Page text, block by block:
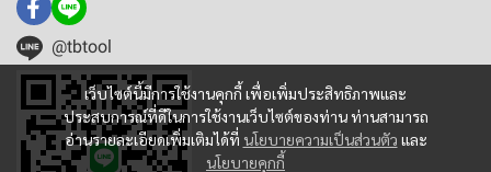
เว็บไซต์นี้มีการใช้งานคุกกี้ เพื่อเพิ่มประสิทธิภาพและ
ประสบการณ์ที่ดีในการใช้งานเว็บไซต์ของท่าน ท่านสามารถ
อ่านรายละเอียดเพิ่มเติมได้ที่ นโยบายความเป็นส่วนตัว และ
นโยบายคุกกี้
@tbtool